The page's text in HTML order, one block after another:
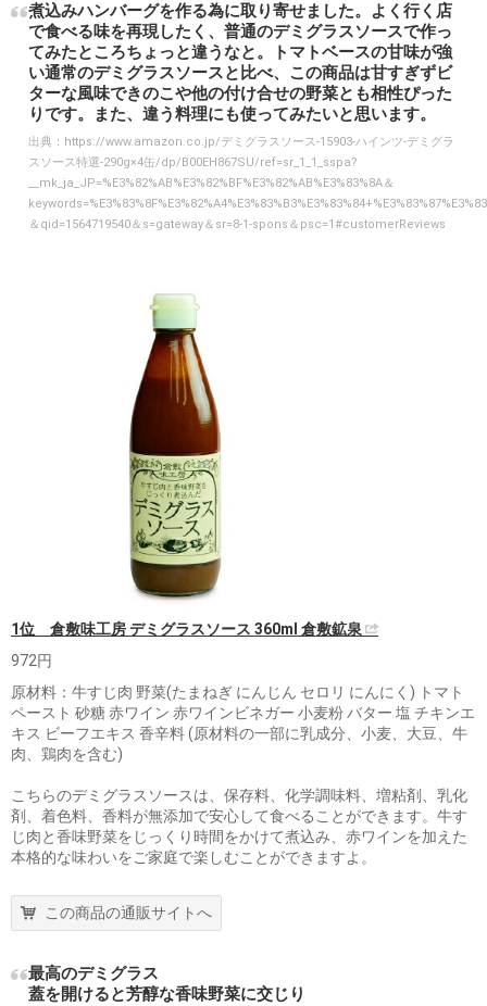
煮込みハンバーグを作る為に取り寄せました。よく行く店
で食べる味を再現したく、普通のデミグラスソースで作っ
てみたところちょっと違うなと。トマトベースの甘味が強
い通常のデミグラスソースと比べ、この商品は甘すぎずビ
ターな風味できのこや他の付け合せの野菜とも相性ぴった
りです。また、違う料理にも使ってみたいと思います。
出典： https://www.amazon.co.jp/デミグラスソース-15903-ハインツ-デミグラ
スソース特選-290g×4缶/dp/B00EH867SU/ref=sr_1_1_sspa?
__mk_ja_JP=%E3%82%AB%E3%82%BF%E3%82%AB%E3%83%8A＆
＆qid=1564719540＆s=gateway＆sr=8-1-spons＆psc=1#customerReviews
1位 倉敷味工房 デミグラスソース 360ml 倉敷鉱泉
972円
原材料：牛すじ肉 野菜(たまねぎ にんじん セロリ にんにく) トマト
ペースト 砂糖 赤ワイン 赤ワインビネガー 小麦粉 バター 塩 チキンエ
キス ビーフエキス 香辛料 (原材料の一部に乳成分、小麦、大豆、牛
肉、鶏肉を含む)
こちらのデミグラスソースは、保存料、化学調味料、増粘剤、乳化
剤、着色料、香料が無添加で安心して食べることができます。牛す
じ肉と香味野菜をじっくり時間をかけて煮込み、赤ワインを加えた
本格的な味わいをご家庭で楽しむことができますよ。
この商品の通販サイトへ
最高のデミグラス
蓋を開けると芳醇な香味野菜に交じり